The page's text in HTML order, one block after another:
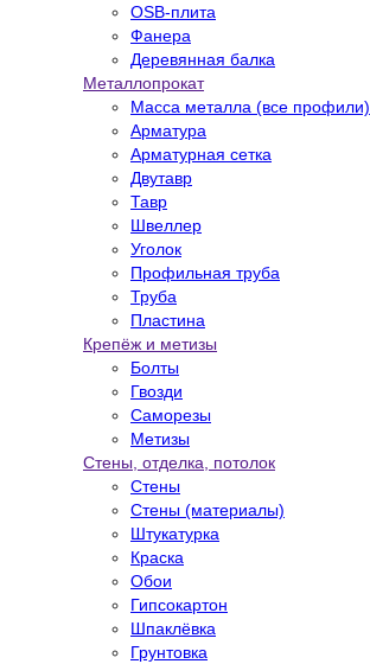
OSB-плита
Фанера
Деревянная балка
Металлопрокат
Масса металла (все профили)
Арматура
Арматурная сетка
Двутавр
Тавр
Швеллер
Уголок
Профильная труба
Труба
Пластина
Крепёж и метизы
Болты
Гвозди
Саморезы
Метизы
Стены, отделка, потолок
Стены
Стены (материалы)
Штукатурка
Краска
Обои
Гипсокартон
Шпаклёвка
Грунтовка